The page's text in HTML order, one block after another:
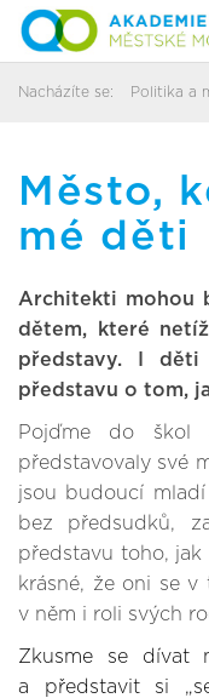
Nacházíte se: Politika a
Město,
mé děti
Architekti mohou
dětem, které
představy. I
představu o tom,
Pojďme do
představovaly své
jsou budoucí
bez předsudků,
představu toho,
krásné, že oni se
v něm i roli svých
Zkusme se dívat
a představit si